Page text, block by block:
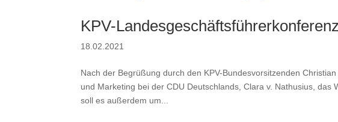
KPV-
18.02.2021
Nach der Begrüßung durch den KPV-Bundesvorsitzenden
und Marketing bei der CDU Deutschlands, Clara v. Nathusius, das
soll es außerdem um...